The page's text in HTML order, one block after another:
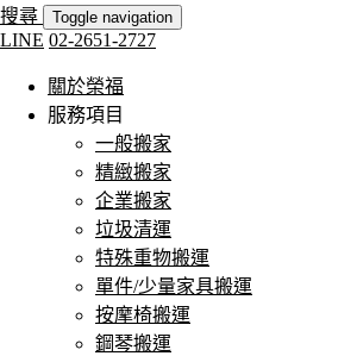
搜尋 Toggle navigation
LINE 02-2651-2727
關於榮福
服務項目
一般搬家
精緻搬家
企業搬家
垃圾清運
特殊重物搬運
單件/少量家具搬運
按摩椅搬運
鋼琴搬運